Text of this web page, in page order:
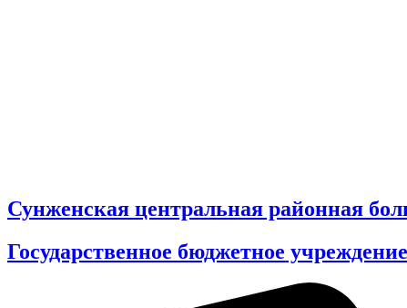
Сунженская центральная районная
Государственное бюджетное